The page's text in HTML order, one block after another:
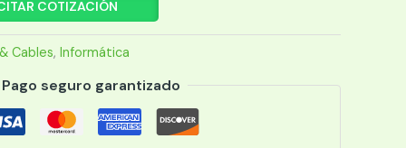
COTIZACIÓN
Cables, Informática
Pago seguro garantizado